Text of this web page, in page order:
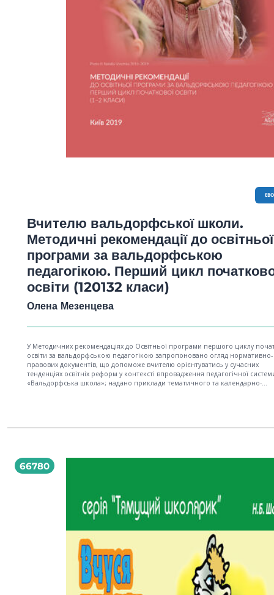
Вчителю вальдорфської школи.
Методичні рекомендації до освітньої
програми за вальдорфською
педагогікою. Перший цикл
освіти (120132 класи)
Олена Мезенцева
У Методичних рекомендаціях до Освітньої програми першого циклу
освіти за вальдорфською педагогікою запропоновано огляд нормативно-
правових документів, що допоможе вчителю орієнтуватись у сучасних
тенденціях освітніх реформ у контексті впровадження педагогічної
«Вальдорфська школа»; надано приклади тематичного та календарно-
до школи; описано концептуальний підхід вальдорфської педагогіки до
надано приклади таких уроків; визначено нові підходи до оцінювання
навчального поступу учнів. Рекомендовано для педагогів та батьків, чиї
навчаються у закладі освіти, що працює за вальдорфською педагогікою,
курсів підвищення кваліфікації інститутів післядипломної педагогічної
66780